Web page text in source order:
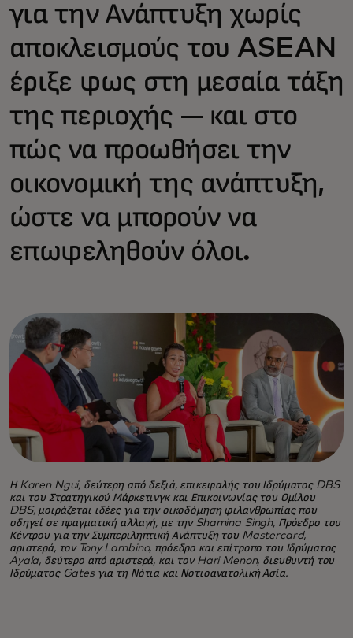
για την Ανάπτυξη χωρίς
αποκλεισμούς του ASEAN
έριξε φως στη μεσαία τάξη
της περιοχής — και στο
πώς να προωθήσει την
οικονομική της ανάπτυξη,
ώστε να μπορούν να
επωφεληθούν όλοι.
Η Karen Ngui, δεύτερη από δεξιά, επικεφαλής του Ιδρύματος DBS
και του Στρατηγικού Μάρκετινγκ και Επικοινωνίας του Ομίλου
DBS, μοιράζεται ιδέες για την οικοδόμηση φιλανθρωπίας που
οδηγεί σε πραγματική αλλαγή, με την Shamina Singh, Πρόεδρο του
Κέντρου για την Συμπεριληπτική Ανάπτυξη του Mastercard,
αριστερά, τον Tony Lambino, πρόεδρο και επίτροπο του Ιδρύματος
Ayala, δεύτερο από αριστερά, και τον Hari Menon, διευθυντή του
Ιδρύματος Gates για τη Νότια και Νοτιοανατολική Ασία.